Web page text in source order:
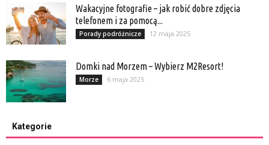
Wakacyjne fotografie – jak robić dobre zdjęcia
telefonem i za pomocą...
Porady podróżnicze 12 maja 2025
Domki nad Morzem – Wybierz M2Resort!
Morze 6 maja 2025
Kategorie